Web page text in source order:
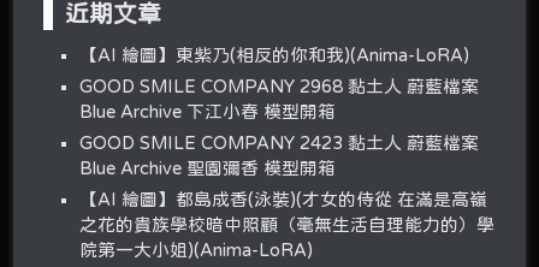
近期文章
【AI 繪圖】東紫乃(相反的你和我)(Anima-LoRA)
GOOD SMILE COMPANY 2968 黏土人 蔚藍檔案
Blue Archive 下江小春 模型開箱
GOOD SMILE COMPANY 2423 黏土人 蔚藍檔案
Blue Archive 聖園彌香 模型開箱
【AI 繪圖】都島成香(泳裝)(才女的侍從 在滿是高嶺
之花的貴族學校暗中照顧（毫無生活自理能力的）學
院第一大小姐)(Anima-LoRA)